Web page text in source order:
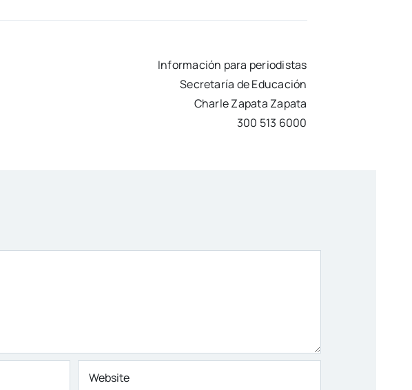
Información para periodistas
Secretaría de Educación
Charle Zapata Zapata
300 513 6000